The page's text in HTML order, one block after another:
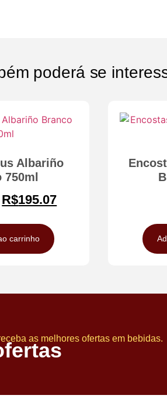
poderá se
Albariño
R$195.07
carrinho
as melhores ofertas em bebidas.